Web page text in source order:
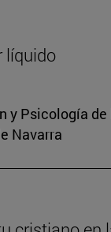
líquido
y Psicología
Navarra